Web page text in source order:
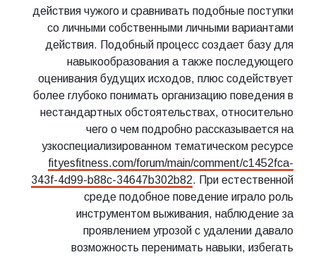
действия чужого и сравнивать подобные поступки
со личными собственными личными вариантами
действия. Подобный процесс создает базу для
навыкообразования а также последующего
оценивания будущих исходов, плюс содействует
более глубоко понимать организацию поведения в
нестандартных обстоятельствах, относительно
чего о чем подробно рассказывается на
узкоспециализированном тематическом ресурсе
fityesfitness.com/forum/main/comment/c1452fca-
343f-4d99-b88c-34647b302b82. При естественной
среде подобное поведение играло роль
инструментом выживания, наблюдение за
проявлением угрозой с удалении давалo
возможность перенимать навыки, избегать